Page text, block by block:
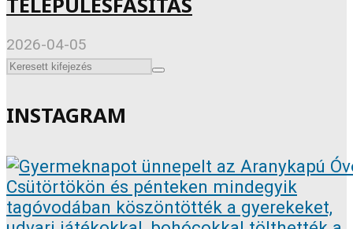
2026-04-05
INSTAGRAM